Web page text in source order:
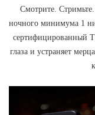
Смотрите.
ночного минимума 1
сертифицированный
глаза и устраняет